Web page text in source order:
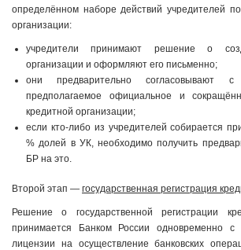
определённом наборе действий учредителей
организации:
учредители принимают решение о
организации и оформляют его письменно;
они предварительно согласовывают
предполагаемое официальное и
кредитной организации;
если кто-либо из учредителей собирается
% долей в УК, необходимо получить
БР на это.
Второй этап — государственная регистрация
Решение о государственной регистрации
принимается Банком России одновременно
лицензии на осуществление банковских